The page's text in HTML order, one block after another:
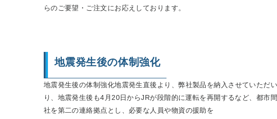
らのご要望・ご注文にお応えしております。
地震発生後の体制強化
地震発生後の体制強化地震発生直後より、弊社製品を納入させていた
り、地震発生後も4月20日からJRが段階的に運転を再開するなど、都
社を第二の連絡拠点とし、必要な人員や物資の援助を